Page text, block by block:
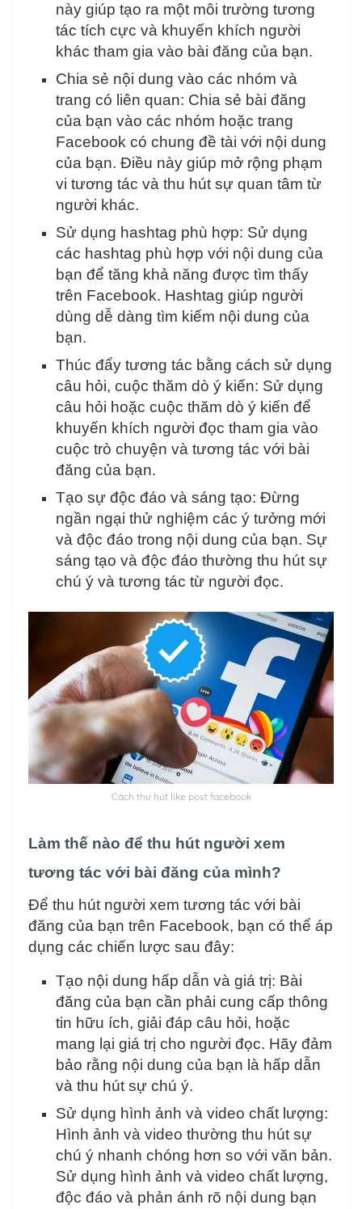
này giúp tạo ra một môi trường tương
tác tích cực và khuyến khích người
khác tham gia vào bài đăng của bạn.
Chia sẻ nội dung vào các nhóm và
trang có liên quan: Chia sẻ bài đăng
của bạn vào các nhóm hoặc trang
Facebook có chung đề tài với nội dung
của bạn. Điều này giúp mở rộng phạm
vi tương tác và thu hút sự quan tâm từ
người khác.
Sử dụng hashtag phù hợp: Sử dụng
các hashtag phù hợp với nội dung của
bạn để tăng khả năng được tìm thấy
trên Facebook. Hashtag giúp người
dùng dễ dàng tìm kiếm nội dung của
bạn.
Thúc đẩy tương tác bằng cách sử dụng
câu hỏi, cuộc thăm dò ý kiến: Sử dụng
câu hỏi hoặc cuộc thăm dò ý kiến để
khuyến khích người đọc tham gia vào
cuộc trò chuyện và tương tác với bài
đăng của bạn.
Tạo sự độc đáo và sáng tạo: Đừng
ngần ngại thử nghiệm các ý tưởng mới
và độc đáo trong nội dung của bạn. Sự
sáng tạo và độc đáo thường thu hút sự
chú ý và tương tác từ người đọc.
Cách thu hút like post facebook
Làm thế nào để thu hút người xem
tương tác với bài đăng của mình?
Để thu hút người xem tương tác với bài
đăng của bạn trên Facebook, bạn có thể áp
dụng các chiến lược sau đây:
Tạo nội dung hấp dẫn và giá trị: Bài
đăng của bạn cần phải cung cấp thông
tin hữu ích, giải đáp câu hỏi, hoặc
mang lại giá trị cho người đọc. Hãy đảm
bảo rằng nội dung của bạn là hấp dẫn
và thu hút sự chú ý.
Sử dụng hình ảnh và video chất lượng:
Hình ảnh và video thường thu hút sự
chú ý nhanh chóng hơn so với văn bản.
Sử dụng hình ảnh và video chất lượng,
độc đáo và phản ánh rõ nội dung bạn